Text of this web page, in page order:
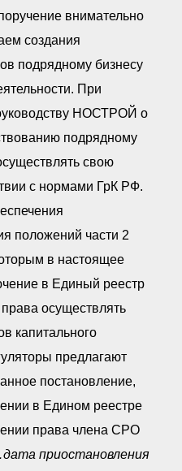
внимательно
создания
подрядному бизнесу
При
НОСТРОЙ о
подрядному
свою
с нормами ГрК РФ.
положений части 2
в настоящее
в Единый реестр
осуществлять
капитального
предлагают
постановление,
в Едином реестре
права члена СРО
приостановления